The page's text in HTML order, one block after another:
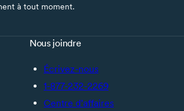
à tout moment.
Nous joindre
Écrivez-nous
1-877-232-2269
Centre d’affaires